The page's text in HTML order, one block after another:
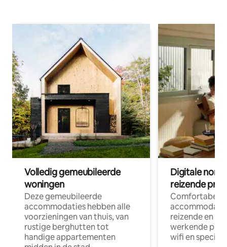
Volledig gemeubileerde
woningen
Deze gemeubileerde
accommodaties hebben alle
voorzieningen van thuis, van
rustige berghutten tot
handige appartementen
Digitale
reizende
Comfortabele
reizende en
werkende
wifi en